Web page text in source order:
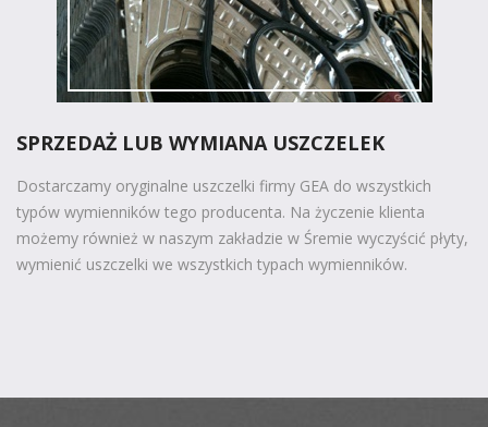
SPRZEDAŻ LUB WYMIANA USZCZELEK
Dostarczamy oryginalne uszczelki firmy GEA do wszystkich
typów wymienników tego producenta. Na życzenie klienta
możemy również w naszym zakładzie w Śremie wyczyścić płyty,
wymienić uszczelki we wszystkich typach wymienników.